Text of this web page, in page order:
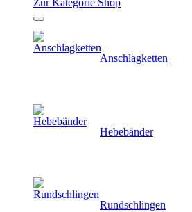
Zur Kategorie Shop
Anschlagketten
Hebebänder
Rundschlingen